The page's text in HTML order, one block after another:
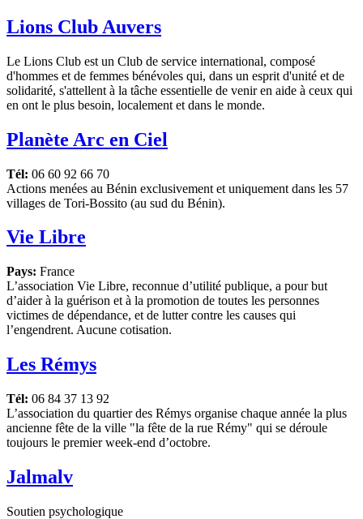
Lions Club Auvers
Le Lions Club est un Club de service international, composé
d'hommes et de femmes bénévoles qui, dans un esprit d'unité et de
solidarité, s'attellent à la tâche essentielle de venir en aide à ceux qui
en ont le plus besoin, localement et dans le monde.
Planète Arc en Ciel
Tél: 06 60 92 66 70
Actions menées au Bénin exclusivement et uniquement dans les 57
villages de Tori-Bossito (au sud du Bénin).
Vie Libre
Pays: France
L’association Vie Libre, reconnue d’utilité publique, a pour but
d’aider à la guérison et à la promotion de toutes les personnes
victimes de dépendance, et de lutter contre les causes qui
l’engendrent. Aucune cotisation.
Les Rémys
Tél: 06 84 37 13 92
L’association du quartier des Rémys organise chaque année la plus
ancienne fête de la ville "la fête de la rue Rémy" qui se déroule
toujours le premier week-end d’octobre.
Jalmalv
Soutien psychologique